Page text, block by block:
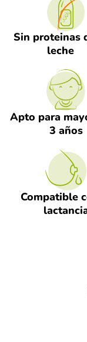
Sin proteinas
leche
Apto para
3 años
Compatible